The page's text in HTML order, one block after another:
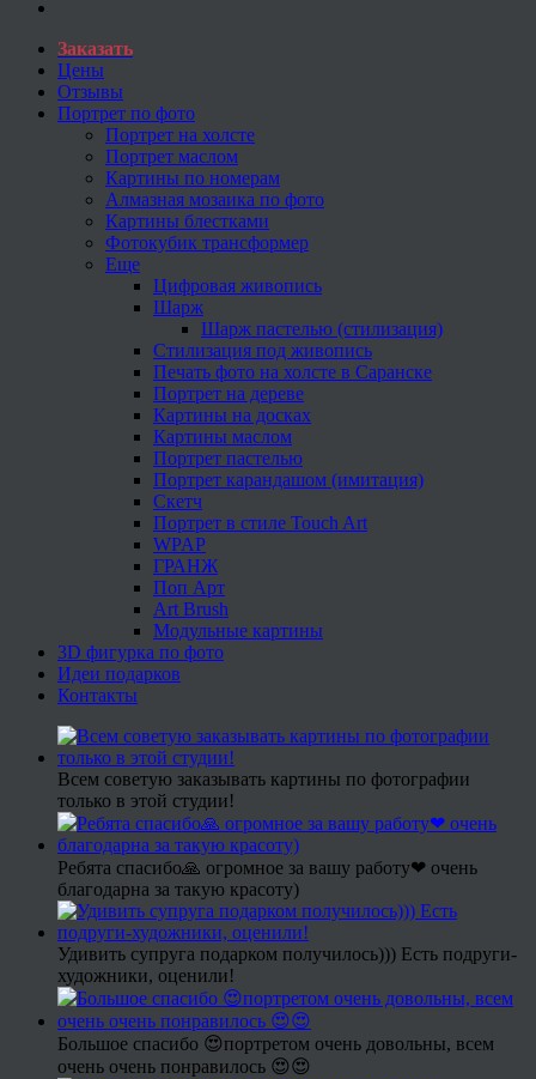
Заказать
Цены
Отзывы
Портрет по фото
Портрет на холсте
Портрет маслом
Картины по номерам
Алмазная мозаика по фото
Картины блестками
Фотокубик трансформер
Еще
Цифровая живопись
Шарж
Шарж пастелью (стилизация)
Стилизация под живопись
Печать фото на холсте в Саранске
Портрет на дереве
Картины на досках
Картины маслом
Портрет пастелью
Портрет карандашом (имитация)
Скетч
Портрет в стиле Touch Art
WPAP
ГРАНЖ
Поп Арт
Art Brush
Модульные картины
3D фигурка по фото
Идеи подарков
Контакты
Всем советую заказывать картины по фотографии
только в этой студии!
Ребята спасибо🙏 огромное за вашу работу❤ очень
благодарна за такую красоту)
Удивить супруга подарком получилось))) Есть подруги-
художники, оценили!
Большое спасибо 😍портретом очень довольны, всем
очень очень понравилось 😍😍